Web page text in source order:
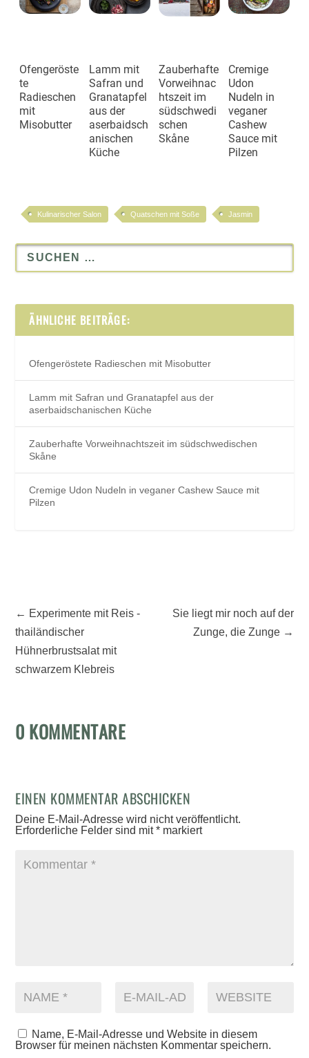
Ofengeröste
te
Radieschen
mit
Misobutter
Lamm mit
Safran und
Granatapfel
aus der
aserbaidsch
anischen
Küche
Zauberhafte
Vorweihnac
htszeit im
südschwedi
schen
Skåne
Cremige
Udon
Nudeln in
veganer
Cashew
Sauce mit
Pilzen
Kulinarischer Salon Quatschen mit Soße Jasmin
ÄHNLICHE BEITRÄGE:
Ofengeröstete Radieschen mit Misobutter
Lamm mit Safran und Granatapfel aus der
aserbaidschanischen Küche
Zauberhafte Vorweihnachtszeit im südschwedischen
Skåne
Cremige Udon Nudeln in veganer Cashew Sauce mit
Pilzen
← Experimente mit Reis -
thailändischer
Hühnerbrustsalat mit
schwarzem Klebreis
Sie liegt mir noch auf der
Zunge, die Zunge→
0 KOMMENTARE
EINEN KOMMENTAR ABSCHICKEN
Deine E-Mail-Adresse wird nicht veröffentlicht.
Erforderliche Felder sind mit* markiert
Name, E-Mail-Adresse und Website in diesem
Browser für meinen nächsten Kommentar speichern.